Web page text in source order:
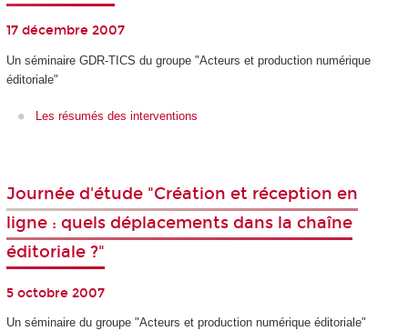
17 décembre 2007
Un séminaire GDR-TICS du groupe "Acteurs et production numérique
éditoriale"
Les résumés des interventions
Journée d'étude "Création et réception en
ligne : quels déplacements dans la chaîne
éditoriale ?"
5 octobre 2007
Un séminaire du groupe "Acteurs et production numérique éditoriale"